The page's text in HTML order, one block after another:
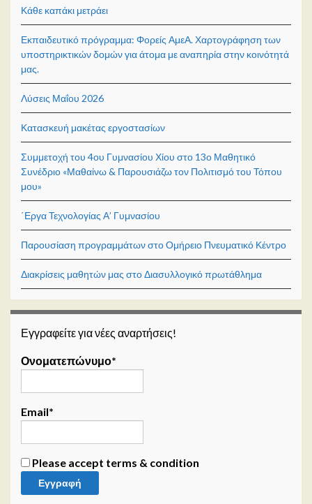
Κάθε καπάκι μετράει
Εκπαιδευτικό πρόγραμμα: Φορείς ΑμεΑ. Χαρτογράφηση των
υποστηρικτικών δομών για άτομα με αναπηρία στην κοινότητά
μας.
Λύσεις Μαΐου 2026
Κατασκευή μακέτας εργοστασίων
Συμμετοχή του 4ου Γυμνασίου Χίου στο 13ο Μαθητικό
Συνέδριο «Μαθαίνω & Παρουσιάζω τον Πολιτισμό του Τόπου
μου»
΄Εργα Τεχνολογίας Α’ Γυμνασίου
Παρουσίαση προγραμμάτων στο Ομήρειο Πνευματικό Κέντρο
Διακρίσεις μαθητών μας στο Διασυλλογικό πρωτάθλημα
Εγγραφείτε για νέες αναρτήσεις!
Ονοματεπώνυμο*
Email*
Please accept terms & condition